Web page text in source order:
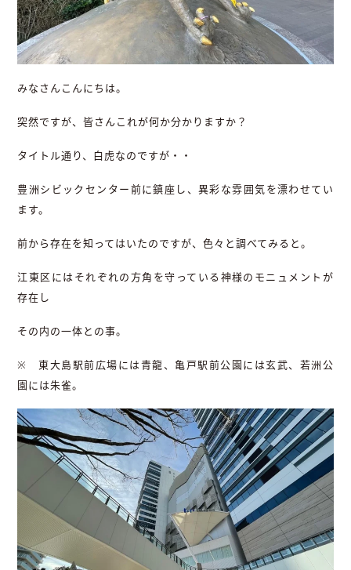
みなさんこんにちは。
突然ですが、皆さんこれが何か分かりますか？
タイトル通り、白虎なのですが・・
豊洲シビックセンター前に鎮座し、異彩な雰囲気を漂わせてい
ます。
前から存在を知ってはいたのですが、色々と調べてみると。
江東区にはそれぞれの方角を守っている神様のモニュメントが
存在し
その内の一体との事。
※
東大島駅前広場には青龍、亀戸駅前公園には玄武、若洲公
園には朱雀。